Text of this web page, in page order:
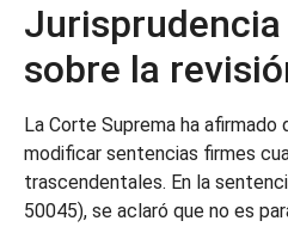
sobre la
La Corte Suprema ha
modificar sentencias firmes
trascendentales. En la
50045), se aclaró que no es